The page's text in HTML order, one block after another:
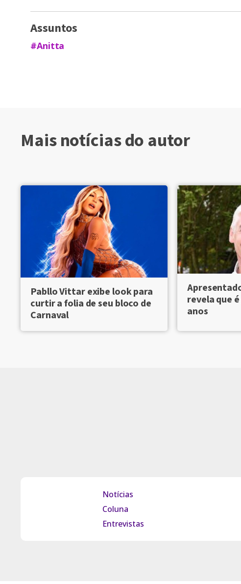
Assuntos
#Anitta
Mais notícias do autor
Pabllo Vittar exibe look para
curtir a folia de seu bloco de
Carnaval
revela que
anos
Notícias
Coluna
Entrevistas